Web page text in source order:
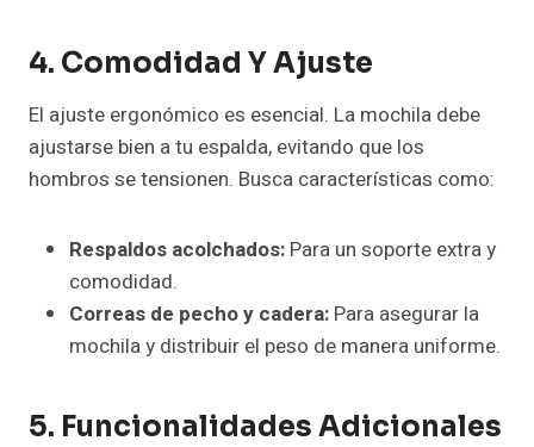
4. Comodidad Y Ajuste
El ajuste ergonómico es esencial. La mochila debe
ajustarse bien a tu espalda, evitando que los
hombros se tensionen. Busca características como:
Respaldos acolchados: Para un soporte extra y
comodidad.
Correas de pecho y cadera: Para asegurar la
mochila y distribuir el peso de manera uniforme.
5. Funcionalidades Adicionales